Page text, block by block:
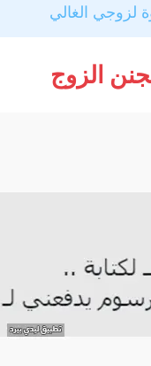
لزوجي الغالي
الزوج